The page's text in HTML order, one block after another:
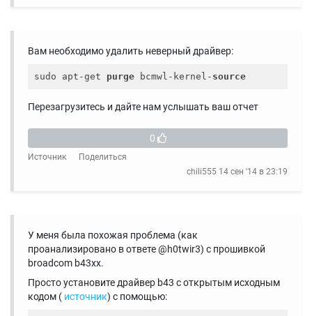
Вам необходимо удалить неверный драйвер:
sudo apt-get purge bcmwl-kernel- source
Перезагрузитесь и дайте нам услышать ваш отчет
0
Источник
Поделиться
chili555 14 сен '14 в 23:19
У меня была похожая проблема (как
проанализировано в ответе @h0twir3) с прошивкой
broadcom b43xx.
Просто установите драйвер b43 с открытым исходным
кодом ( источник) с помощью: